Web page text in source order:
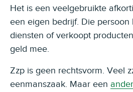
Het is een veelgebruikte
een eigen bedrijf. Die persoon
diensten of verkoopt
geld mee.
Zzp is geen rechtsvorm. Veel
eenmanszaak. Maar een